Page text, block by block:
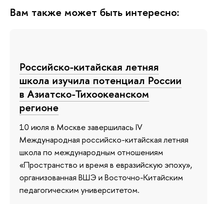
Вам также может быть интересно:
Российско-китайская летняя
школа изучила потенциал России
в Азиатско-Тихоокеанском
регионе
10 июля в Москве завершилась IV
Международная российско-китайская летняя
школа по международным отношениям
«Пространство и время в евразийскую эпоху»,
организованная ВШЭ и Восточно-Китайским
педагогическим университетом.